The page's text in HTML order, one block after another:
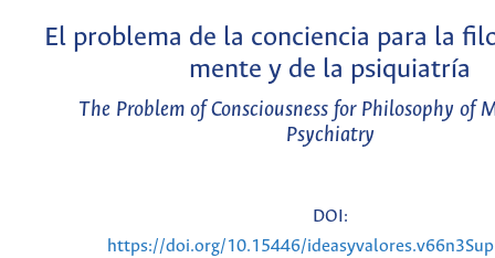
El problema de la conciencia para la
mente y de la psiquiatría
The Problem of Consciousness for Philosophy of
Psychiatry
DOI:
https://doi.org/10.15446/